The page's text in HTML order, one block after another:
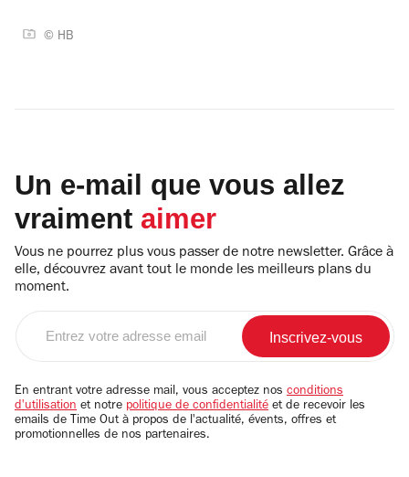
© HB
Un e-mail que vous allez
vraiment aimer
Vous ne pourrez plus vous passer de notre newsletter. Grâce à
elle, découvrez avant tout le monde les meilleurs plans du
moment.
email
En entrant votre adresse mail, vous acceptez nos conditions
d'utilisation et notre politique de confidentialité et de recevoir les
emails de Time Out à propos de l'actualité, évents, offres et
promotionnelles de nos partenaires.